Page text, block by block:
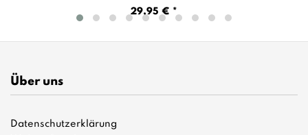
29,95 € *
Über uns
Datenschutzerklärung